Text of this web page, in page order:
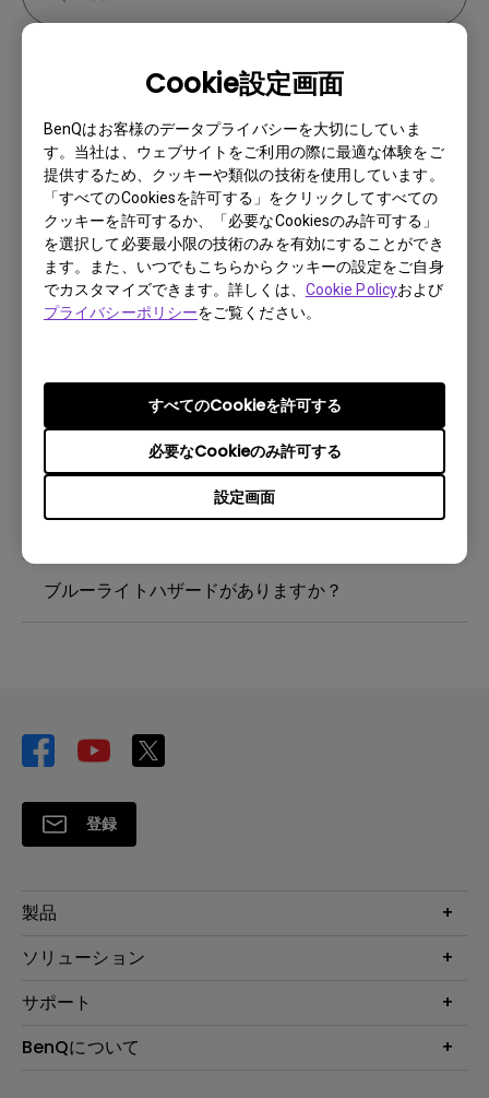
Cookie設定画面
BenQはお客様のデータプライバシーを大切にしていま
す。当社は、ウェブサイトをご利用の際に最適な体験をご
提供するため、クッキーや類似の技術を使用しています。
「すべてのCookiesを許可する」をクリックしてすべての
クッキーを許可するか、「必要なCookiesのみ許可する」
を選択して必要最小限の技術のみを有効にすることができ
ます。また、いつでもこちらからクッキーの設定をご自身
でカスタマイズできます。詳しくは、 Cookie Policyおよび
プライバシーポリシーをご覧ください。
設定画面
必要なCookieのみ許可する
すべてのCookieを許可する
製品仕様と特徴
センサー機能
照明
照明製品に使用されるLEDの寿命はどのくらいです
か？
LEDはちらつきますか？
照明製品に使用されるLEDの寿命はどのくらいです
か？
ブルーライトハザードがありますか？
登録
製品
プロジェクター
照明
Webカメラ
ソリューション
ビジネス向け
知識ページ
サポート
サポート
BenQについて